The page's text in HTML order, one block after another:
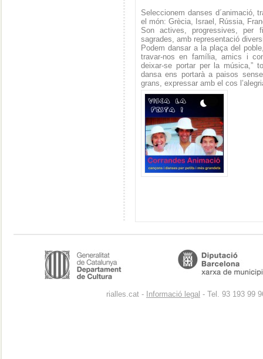
Seleccionem danses d´animació,
el món: Grècia, Israel, Rússia,
Son actives, progressives, per
sagrades, amb representació
Podem dansar a la plaça del
travar-nos en família, amics i
deixar-se portar per la música,”
dansa ens portarà a paisos
grans, expressar amb el cos
rialles.cat - Informació legal - Tel. 93 193 99